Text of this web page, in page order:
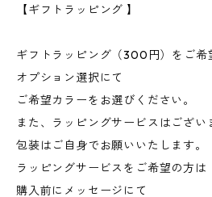
【ギフトラッピング 】
ギフトラッピング（300円）をご希
オプション選択にて
ご希望カラーをお選びください。
また、ラッピングサービスはござい
包装はご自身でお願いいたします。
ラッピングサービスをご希望の方は
購入前にメッセージにて